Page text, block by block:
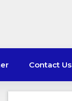
Contact Us